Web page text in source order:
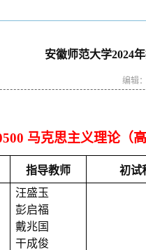
安徽师范大学2024
编辑
马克思主义理论（
指导教师 初试
汪盛玉
彭启福
戴兆国
干成俊